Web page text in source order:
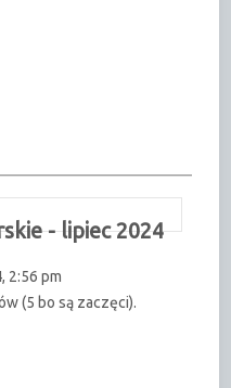
- lipiec 2024
2:56 pm
(5 bo są zaczęci).